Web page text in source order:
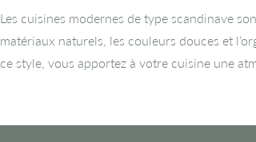
Les cuisines modernes de type scandinave
matériaux naturels, les couleurs douces et
ce style, vous apportez à votre cuisine une